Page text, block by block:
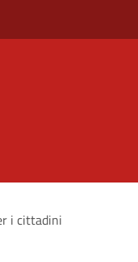
i cittadini